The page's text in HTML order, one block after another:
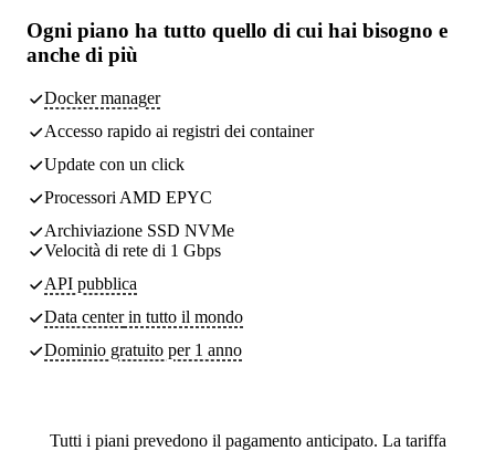
Ogni piano ha tutto quello di cui hai bisogno e
anche di più
Docker manager
Accesso rapido ai registri dei container
Update con un click
Processori AMD EPYC
Archiviazione SSD NVMe
Velocità di rete di 1 Gbps
API pubblica
Data centerin tutto il mondo
Dominio gratuito per 1 anno
Tutti i piani prevedono il pagamento anticipato. La tariffa